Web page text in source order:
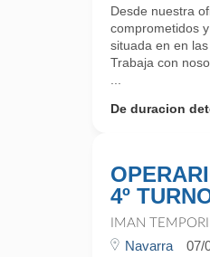
Desde nuestra
comprometidos
situada en en
Trabaja con
De duracion
4º
IMAN
Navarra 07/